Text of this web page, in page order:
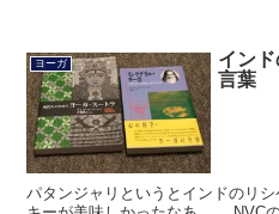
ヨーガ
イン
言葉
パタンジャリというとインドのリ